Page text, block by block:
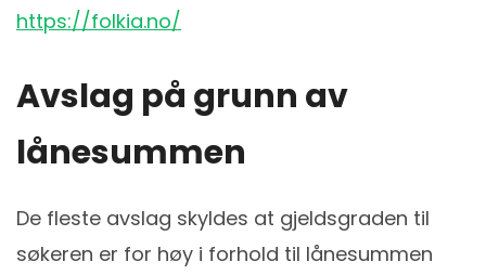
https://folkia.no/
Avslag på grunn av
lånesummen
De fleste avslag skyldes at gjeldsgraden til
søkeren er for høy i forhold til lånesummen